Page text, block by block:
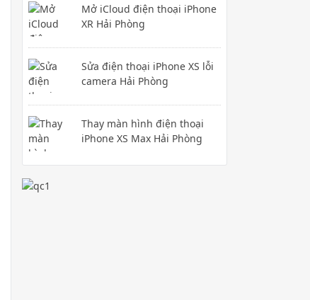
Mở iCloud điện thoại iPhone
XR Hải Phòng
Sửa điện thoại iPhone XS lỗi
camera Hải Phòng
Thay màn hình điện thoại
iPhone XS Max Hải Phòng